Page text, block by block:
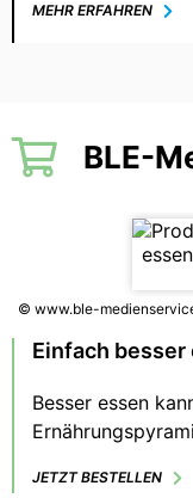
MEHR ERFAHREN
BLE-
© www.ble-
Einfach besser
Besser essen
in Richtung zu
JETZT BESTELLEN